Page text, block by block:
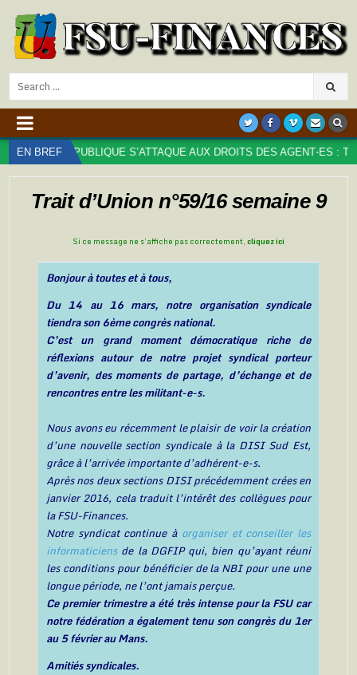
Search
for:
EN BREF
PUBLIQUE S’ATTAQUE AUX DROITS DES AGENT⋅ES : TROP, C’EST
Trait d’Union n°59/16 semaine 9
Si ce message ne s’affiche pas correctement,cliquez ici
Bonjour à toutes et à tous,
Du 14 au 16 mars, notre organisation syndicale
tiendra son 6ème congrès national.
C’est un grand moment démocratique riche de
réflexions autour de notre projet syndical porteur
d’avenir, des moments de partage, d’échange et de
rencontres entre les militant-e-s.
Nous avons eu récemment le plaisir de voir la création
d’une nouvelle section syndicale à la DISI Sud Est,
grâce à l’arrivée importante d’adhérent-e-s.
Après nos deux sections DISI précédemment crées en
janvier 2016, cela traduit l’intérêt des collègues pour
la FSU-Finances.
Notre syndicat continue à organiser et conseiller les
informaticiensde la DGFIP qui, bien qu’ayant réuni
les conditions pour bénéficier de la NBI pour une une
longue période, ne l’ont jamais perçue.
Ce premier trimestre a été très intense pour la FSU car
notre fédération a également tenu son congrès du 1er
au 5 février au Mans.
Amitiés syndicales.